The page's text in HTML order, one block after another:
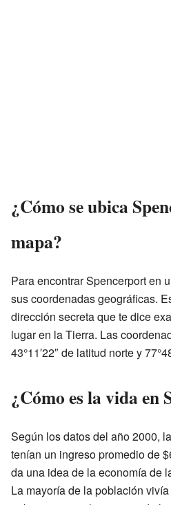
¿Cómo se ubica
mapa?
Para encontrar Spencerport en
sus coordenadas geográficas.
dirección secreta que te dice
lugar en la Tierra. Las
43°11′22″ de latitud norte y
¿Cómo es la vida en
Según los datos del año 2000,
tenían un ingreso promedio de
da una idea de la economía de
La mayoría de la población